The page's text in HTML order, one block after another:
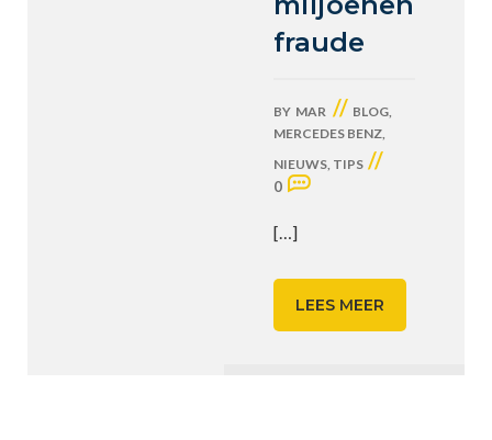
fraude
BY MAR // BLOG,
MERCEDES BENZ,
NIEUWS, TIPS //
0
[…]
LEES MEER